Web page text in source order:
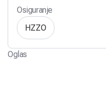
Osiguranje
HZZO
Oglas